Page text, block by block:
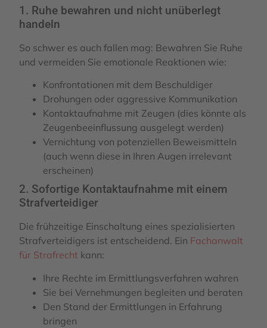
1. Ruhe bewahren und nicht unüberlegt
handeln
So schwer es auch fallen mag: Bewahren Sie Ruhe
und vermeiden Sie emotionale Reaktionen wie:
Konfrontationen mit dem Beschuldiger
Drohungen oder aggressive Kommunikation
Kontaktaufnahme mit Zeugen (dies könnte als
Zeugenbeeinflussung ausgelegt werden)
Vernichtung von potenziellen Beweismitteln
(auch wenn diese in Ihren Augen irrelevant
erscheinen)
2. Sofortige Kontaktaufnahme mit einem
Strafverteidiger
Die frühzeitige Einschaltung eines spezialisierten
Strafverteidigers ist entscheidend. Ein Fachanwalt
für Strafrecht kann:
Ihre Rechte im Ermittlungsverfahren wahren
Sie bei Vernehmungen begleiten und beraten
Den Stand der Ermittlungen in Erfahrung
bringen